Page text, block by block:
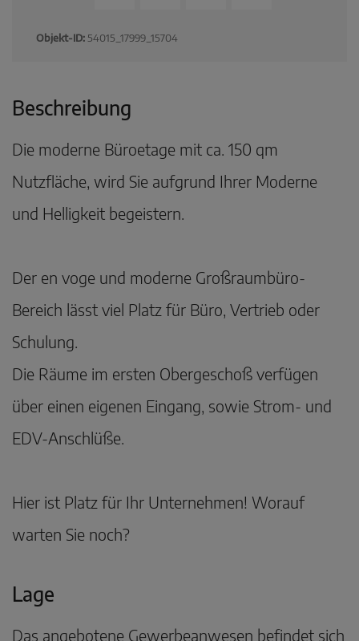
Objekt-ID: 54015_17999_15704
Beschreibung
Die moderne Büroetage mit ca. 150 qm
Nutzfläche, wird Sie aufgrund Ihrer Moderne
und Helligkeit begeistern.
Der en voge und moderne Großraumbüro-
Bereich lässt viel Platz für Büro, Vertrieb oder
Schulung.
Die Räume im ersten Obergeschoß verfügen
über einen eigenen Eingang, sowie Strom- und
EDV-Anschlüße.
Hier ist Platz für Ihr Unternehmen! Worauf
warten Sie noch?
Lage
Das angebotene Gewerbeanwesen befindet sich